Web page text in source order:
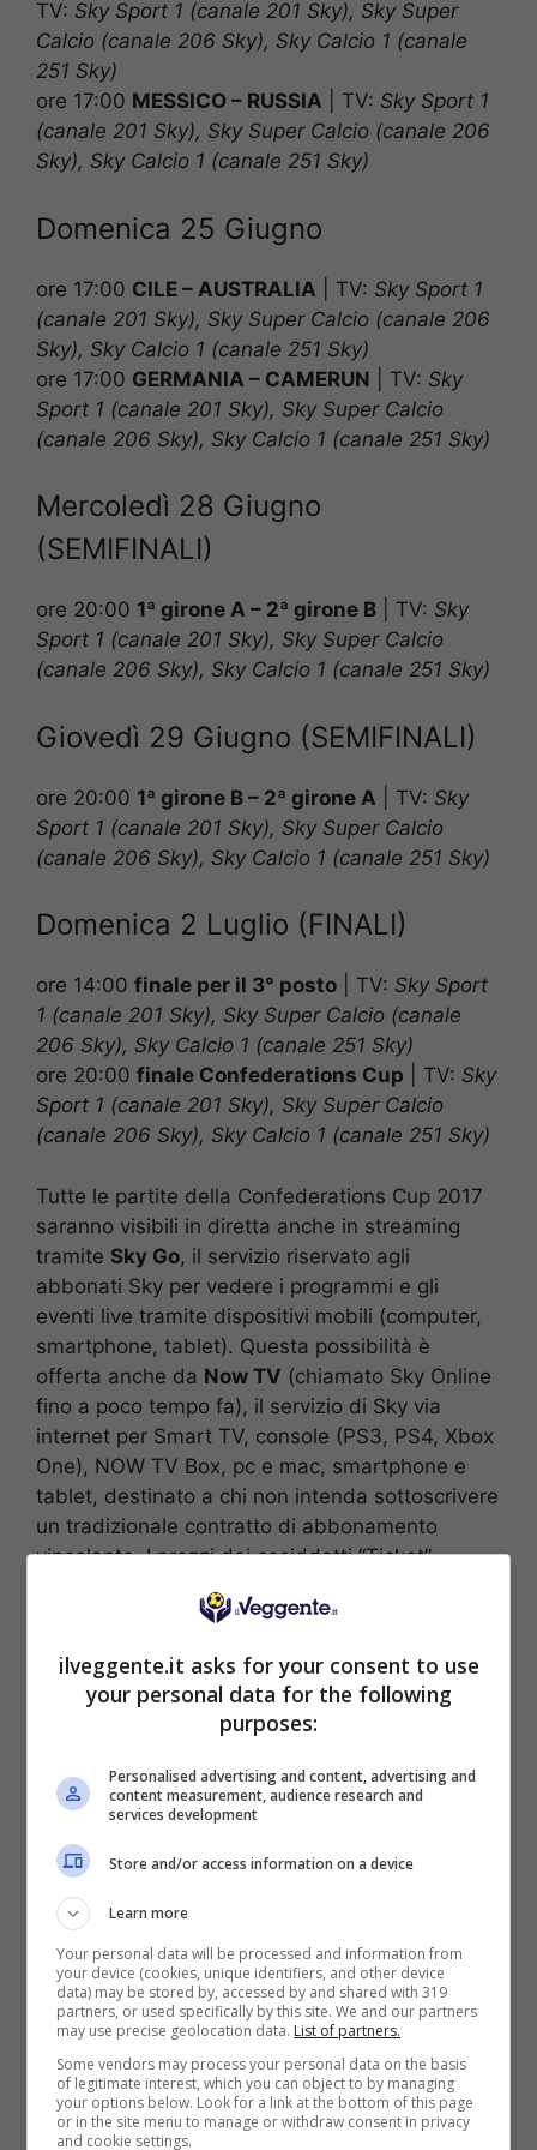
TV: Sky Sport 1 (canale 201 Sky), Sky Super
Calcio (canale 206 Sky), Sky Calcio 1 (canale
251 Sky)
ore 17:00 MESSICO – RUSSIA TV: Sky Sport 1
(canale 201 Sky), Sky Super Calcio (canale 206
Sky), Sky Calcio 1 (canale 251 Sky)
Domenica 25 Giugno
ore 17:00 CILE – AUSTRALIA TV: Sky Sport 1
(canale 201 Sky), Sky Super Calcio (canale 206
Sky), Sky Calcio 1 (canale 251 Sky)
ore 17:00 GERMANIA – CAMERUN TV: Sky
Sport 1 (canale 201 Sky), Sky Super Calcio
(canale 206 Sky), Sky Calcio 1 (canale 251 Sky)
Mercoledì 28 Giugno
(SEMIFINALI)
ore 20:00 1ª girone A – 2ª girone B TV: Sky
Sport 1 (canale 201 Sky), Sky Super Calcio
(canale 206 Sky), Sky Calcio 1 (canale 251 Sky)
Giovedì 29 Giugno (SEMIFINALI)
ore 20:00 1ª girone B – 2ª girone A TV: Sky
Sport 1 (canale 201 Sky), Sky Super Calcio
(canale 206 Sky), Sky Calcio 1 (canale 251 Sky)
Domenica 2 Luglio (FINALI)
ore 14:00 finale per il 3° posto TV: Sky Sport
1 (canale 201 Sky), Sky Super Calcio (canale
206 Sky), Sky Calcio 1 (canale 251 Sky)
ore 20:00 finale Confederations Cup TV: Sky
Sport 1 (canale 201 Sky), Sky Super Calcio
(canale 206 Sky), Sky Calcio 1 (canale 251 Sky)
Tutte le partite della Confederations Cup 2017
saranno visibili in diretta anche in streaming
tramite Sky Go, il servizio riservato agli
abbonati Sky per vedere i programmi e gli
eventi live tramite dispositivi mobili (computer,
smartphone, tablet). Questa possibilità è
offerta anche da Now TV (chiamato Sky Online
fino a poco tempo fa), il servizio di Sky via
internet per Smart TV, console (PS3, PS4, Xbox
One), NOW TV Box, pc e mac, smartphone e
tablet, destinato a chi non intenda sottoscrivere
un tradizionale contratto di abbonamento
vincolante. I prezzi dei cosiddetti “Ticket” –
gruppi di contenuti visibili suddivisi per tema
(Sport e Calcio, solo Calcio Mensile, Cinema,
€ 29,99.
Bonus 50€ SENZA deposito + fino a 50€ di
bonus rimborso sul primo deposito
200€
VERIFICA
Mostra Informazioni
ilveggente.it asks for your consent to use
your personal data for the following
purposes:
Personalised advertising and content, advertising and
content measurement, audience research and
services development
Store and/or access information on a device
Learn more
Your personal data will be processed and information from
your device (cookies, unique identifiers, and other device
data) may be stored by, accessed by and shared with 319
partners, or used specifically by this site. We and our partners
may use precise geolocation data. List of partners.
Some vendors may process your personal data on the basis
of legitimate interest, which you can object to by managing
your options below. Look for a link at the bottom of this page
or in the site menu to manage or withdraw consent in privacy
and cookie settings.